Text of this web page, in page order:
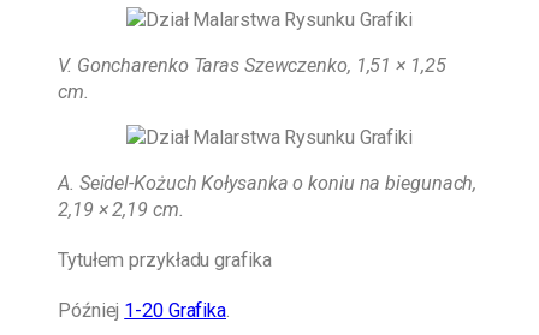
V. Goncharenko Taras Szewczenko, 1,51 × 1,25
cm.
A. Seidel-Kożuch Kołysanka o koniu na biegunach,
2,19 × 2,19 cm.
Tytułem przykładu grafika
Później 1-20 Grafika